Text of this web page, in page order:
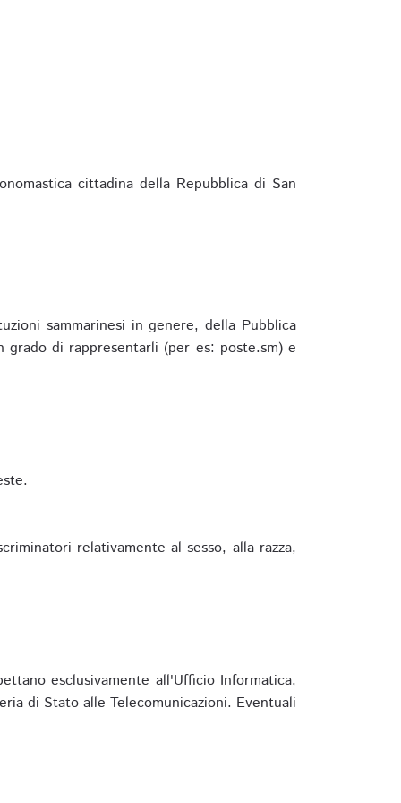
cittadina della Repubblica di San
sammarinesi in genere, della Pubblica
di rappresentarli (per es: poste.sm) e
relativamente al sesso, alla razza,
esclusivamente all'Ufficio Informatica,
di Stato alle Telecomunicazioni. Eventuali